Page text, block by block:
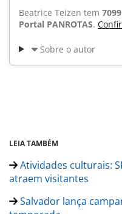
Beatrice Teizen tem 7099
Portal PANROTAS.
Sobre o autor
LEIA TAMBÉM
Atividades culturais:
atraem visitantes
Salvador lança